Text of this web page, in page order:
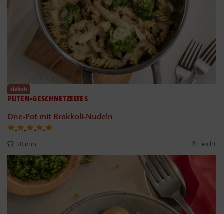
Fleisch
PUTEN-GESCHNETZELTES
One-Pot mit Brokkoli-Nudeln
20 min leicht